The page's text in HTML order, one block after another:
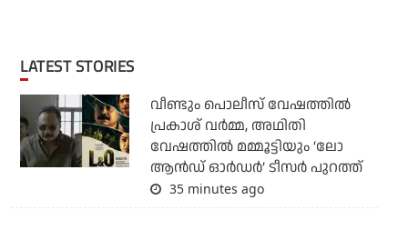
LATEST STORIES
വീണ്ടും പൊലീസ് വേഷത്തിൽ
പ്രകാശ് വർമ്മ, അഥിതി
വേഷത്തിൽ മമ്മൂട്ടിയും ‘ലോ
ആൻഡ് ഓർഡർ’ ടീസർ പുറത്ത്
35 minutes ago